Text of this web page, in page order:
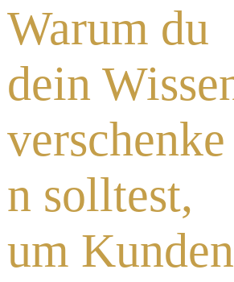
Warum du
dein
verschenke
n solltest,
um Kunden